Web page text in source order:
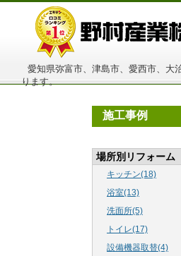
愛知県弥富市、津島市、愛西市、大
ります。
施工事例
場所別リフォーム
キッチン(18)
浴室(13)
洗面所(5)
トイレ(17)
設備機器取替(4)